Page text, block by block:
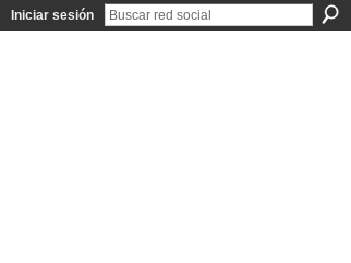
Iniciar sesión